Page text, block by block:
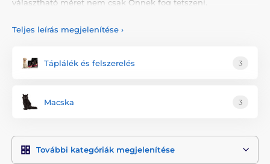
választható méret nem csak Önnek fog tetszeni.
Drinkwell itatókút
Teljes leírás megjelenítése ›
Táplálék és felszerelés 3
Macska 3
További kategóriák megjelenítése